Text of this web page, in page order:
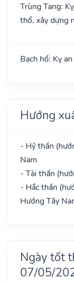
Trùng Tang:
thổ, xây dựng
Bạch hổ: Kỵ
Hướng
- Hỷ thần
Nam
- Tài thần
- Hắc thần
Hướng Tây
Ngày tốt
07/05/